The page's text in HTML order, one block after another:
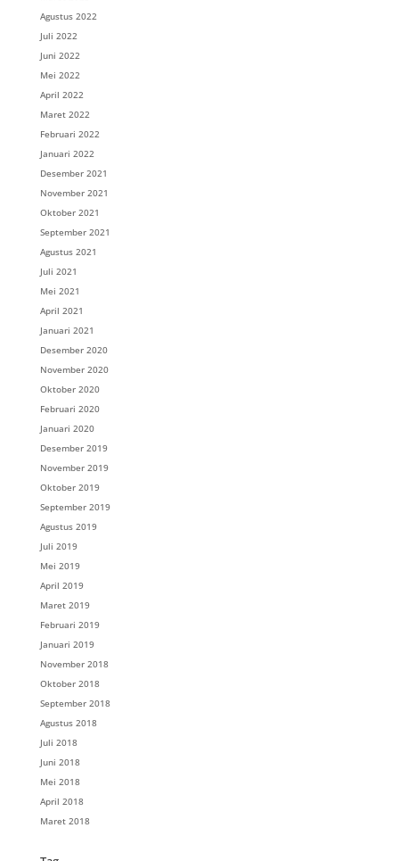
Agustus 2022
Juli 2022
Juni 2022
Mei 2022
April 2022
Maret 2022
Februari 2022
Januari 2022
Desember 2021
November 2021
Oktober 2021
September 2021
Agustus 2021
Juli 2021
Mei 2021
April 2021
Januari 2021
Desember 2020
November 2020
Oktober 2020
Februari 2020
Januari 2020
Desember 2019
November 2019
Oktober 2019
September 2019
Agustus 2019
Juli 2019
Mei 2019
April 2019
Maret 2019
Februari 2019
Januari 2019
November 2018
Oktober 2018
September 2018
Agustus 2018
Juli 2018
Juni 2018
Mei 2018
April 2018
Maret 2018